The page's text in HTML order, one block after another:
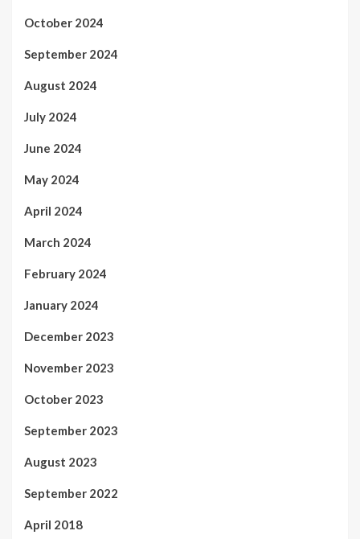
October 2024
September 2024
August 2024
July 2024
June 2024
May 2024
April 2024
March 2024
February 2024
January 2024
December 2023
November 2023
October 2023
September 2023
August 2023
September 2022
April 2018